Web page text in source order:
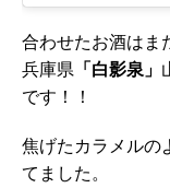
合わせたお酒はま
兵庫県 「白影泉」
です！！
焦げたカラメルの
てました。